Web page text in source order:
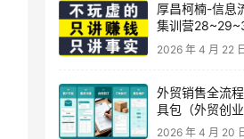
厚昌柯楠-信息
集训营
期，智能投放·
度优化·AI提效指
2026 年 4 月 22
外贸销售全流
具包（外贸创
外贸经验）
2026 年 4 月 20